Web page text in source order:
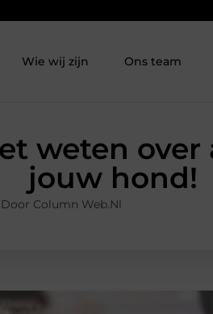
Wie wij zijn Ons team
weten over
jouw hond!
Column Web.nl